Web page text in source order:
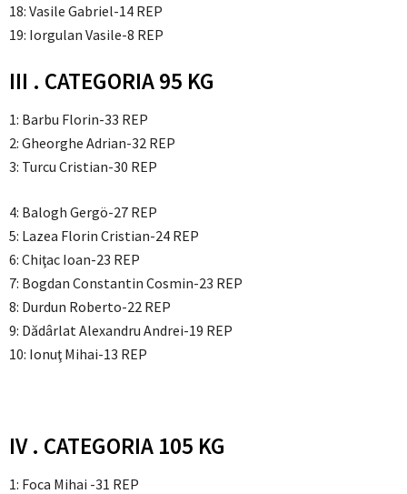
18: Vasile Gabriel-14 REP
19: Iorgulan Vasile-8 REP
III . CATEGORIA 95 KG
1: Barbu Florin-33 REP
2: Gheorghe Adrian-32 REP
3: Turcu Cristian-30 REP
4: Balogh Gergö-27 REP
5: Lazea Florin Cristian-24 REP
6: Chiţac Ioan-23 REP
7: Bogdan Constantin Cosmin-23 REP
8: Durdun Roberto-22 REP
9: Dădârlat Alexandru Andrei-19 REP
10: Ionuţ Mihai-13 REP
IV . CATEGORIA 105 KG
1: Foca Mihai -31 REP